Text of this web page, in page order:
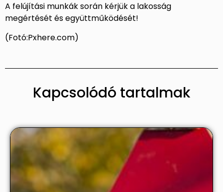
A felújítási munkák során kérjük a lakosság
megértését és együttműködését!
(Fotó:Pxhere.com)
Kapcsolódó tartalmak